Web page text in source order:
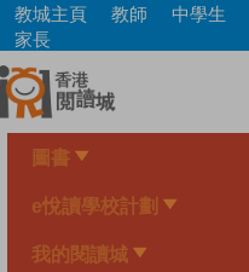
Skip
main
content
教城主頁 教師 中學生
家長
圖書
e悅讀學校計劃
我的閱讀城